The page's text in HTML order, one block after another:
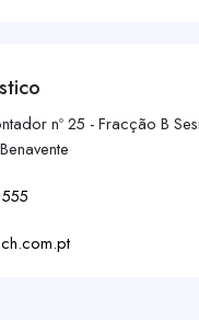
nº 25 - Fracção B